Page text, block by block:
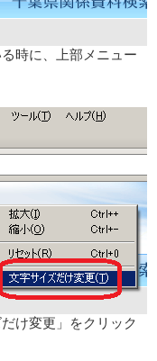
時に、上部メニュー
け変更」をクリック